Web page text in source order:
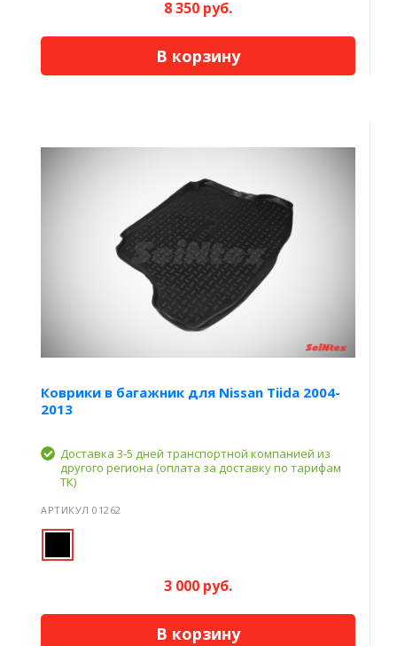
8 350 руб.
В корзину
Коврики в багажник для Nissan Tiida 2004-
2013
Доставка 3-5 дней транспортной компанией из
другого региона (оплата за доставку по тарифам
ТК)
АРТИКУЛ 01262
3 000 руб.
В корзину